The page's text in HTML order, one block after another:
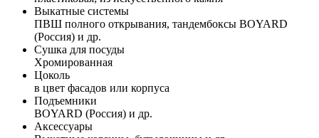
Выкатные системы
ПВШ полного открывания, тандембоксы BOYARD
(Россия) и др.
Сушка для посуды
Хромированная
Цоколь
в цвет фасадов или корпуса
Подъемники
BOYARD (Россия) и др.
Аксессуары